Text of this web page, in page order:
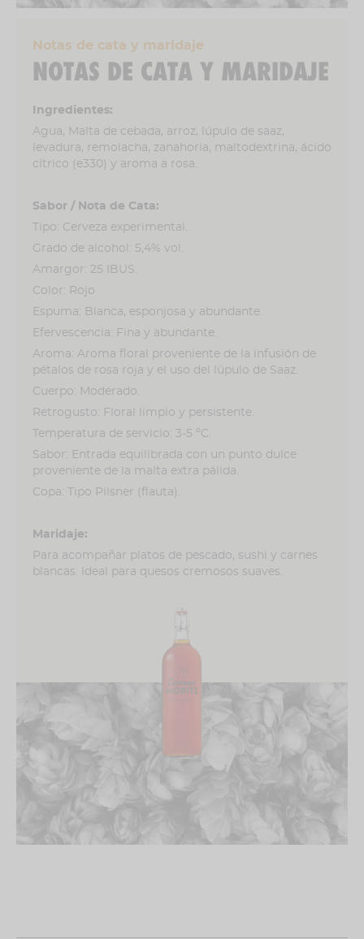
Modo de empleo
% Alcohol
5,4% vol
Notas de cata y maridaje
NOTAS DE CATA Y MARIDAJE
Ingredientes:
Agua, Malta de cebada, arroz, lúpulo de saaz,
levadura, remolacha, zanahoria, maltodextrina, ácido
cítrico (e330) y aroma a rosa.
Sabor / Nota de Cata:
Tipo: Cerveza experimental.
Grado de alcohol: 5,4% vol.
Amargor: 25 IBUS.
Color: Rojo
Espuma: Blanca, esponjosa y abundante.
Efervescencia: Fina y abundante.
Aroma: Aroma floral proveniente de la infusión de
pétalos de rosa roja y el uso del lúpulo de Saaz.
Cuerpo: Moderado.
Retrogusto: Floral limpio y persistente.
Temperatura de servicio: 3-5 ºC.
Sabor: Entrada equilibrada con un punto dulce
proveniente de la malta extra pálida.
Copa: Tipo Pilsner (flauta).
Maridaje:
Para acompañar platos de pescado, sushi y carnes
blancas. Ideal para quesos cremosos suaves.